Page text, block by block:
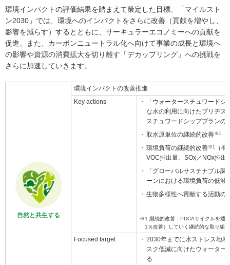
環境インパクトの評価結果を踏まえて策定した目標、「マイルスト
ン2030」では、環境へのインパクトをさらに改善（貢献を増やし、
影響を減らす）するとともに、サーキュラーエコノミーへの貢献を
促進、また、カーボンニュートラル化へ向けて事業の成長と環境へ
の影響や資源の消費拡大を切り離す「デカップリング」への挑戦を
さらに加速していきます。
自然と共生する
環境インパクトの改善推進
Key actions
「ウォータースチュワード
な水の利用に向けたブリヂス
スチュワードシッププランの
取水原単位の継続的改善※1
環境負荷の継続的改善※1
（
VOC排出量、SOx／NOx排出
「グローバルサステナブル
ーンにおける環境負荷の低減
生物多様性へ貢献する活動の
※1 継続的改善：PDCAサイクルを通
1％改善）していく継続的な取り組み
Focused target
2030年までに水ストレス地
スク低減に向けたウォーター
る